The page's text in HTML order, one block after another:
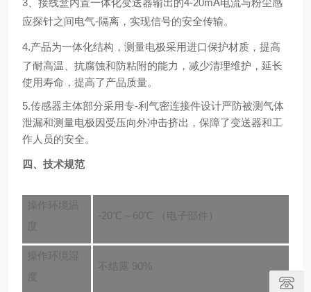
3 、接线盒内置一体化变送器输出的4-20mA电流与粉尘感
应探针之间电气-隔离 ，实现信号的安全传输。
4.产品为一体化结构，测量电极采用进口保护材质，提高
了耐高温、抗腐蚀和防粘附的能力，减少清理维护，延长
使用寿命，提高了产品质量。
5.传感器主体部分采用专-利气密连接件设计严防被测气体
泄漏和测量电极因受压向外冲击挤出，保障了变送器和工
作人员的安全。
四、技术规范
操作环境温
-20℃～60℃ （电子部件）
操作环境湿
不结露 90%